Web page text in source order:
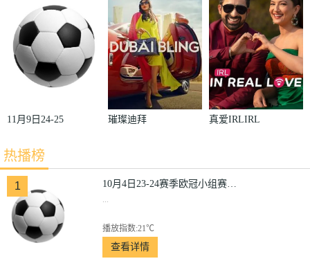
赛第2轮那不
勒斯VS皇家
马德里
轮雷恩VS梅
斯
11月9日24-25
轮利雅得体育
VS利雅得胜
利
璀璨迪拜 真爱IRLIRL
热播榜
1 10月4日23-24赛季欧冠小组赛第2轮那不勒斯VS皇家马德里
...
播放指数:21℃
查看详情